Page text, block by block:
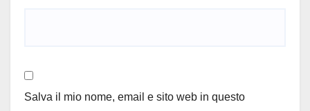
Salva il mio nome, email e sito web in questo